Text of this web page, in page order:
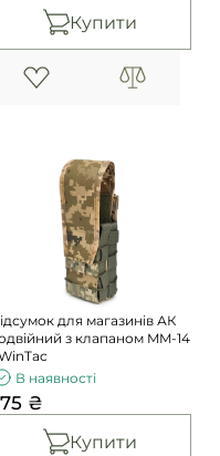
Купити
для магазинів АК
з клапаном MM-14
В наявності
₴
Купити